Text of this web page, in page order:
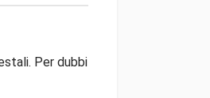
Per dubbi